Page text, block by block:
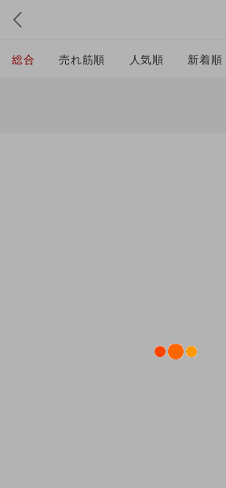
総合 売れ筋順 人気順 新着順